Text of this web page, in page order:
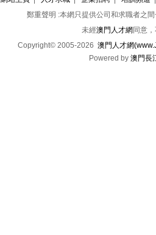
鄭重聲明 :本網只提供公司和求職者之
未經澳門人才網 同意
Copyright© 2005-2026 澳門人才網
Powered by 澳門長